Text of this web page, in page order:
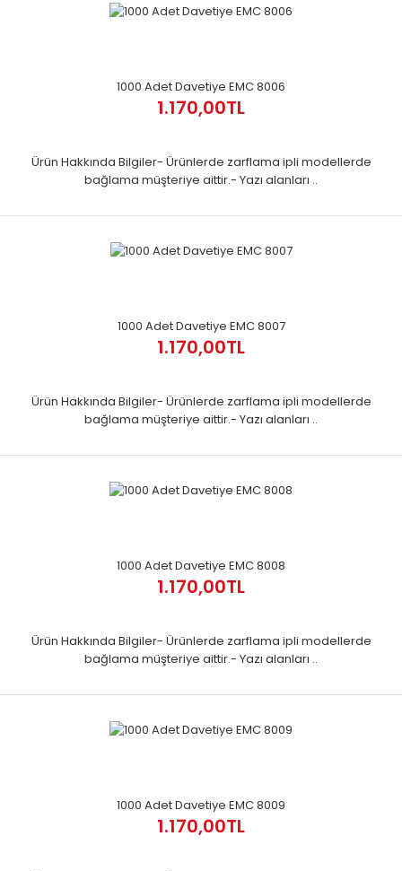
1000 Adet Davetiye EMC 8006
1.170,00TL
Ürün Hakkında Bilgiler- Ürünlerde zarflama ipli modellerde
bağlama müşteriye aittir.- Yazı alanları ..
1000 Adet Davetiye EMC 8007
1.170,00TL
Ürün Hakkında Bilgiler- Ürünlerde zarflama ipli modellerde
bağlama müşteriye aittir.- Yazı alanları ..
1000 Adet Davetiye EMC 8008
1.170,00TL
Ürün Hakkında Bilgiler- Ürünlerde zarflama ipli modellerde
bağlama müşteriye aittir.- Yazı alanları ..
1000 Adet Davetiye EMC 8009
1.170,00TL